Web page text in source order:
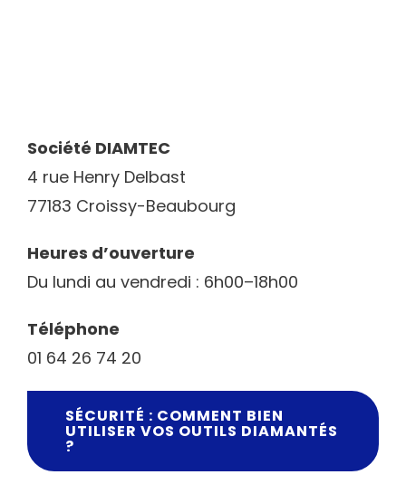
Société DIAMTEC
4 rue Henry Delbast
77183 Croissy-Beaubourg
Heures d’ouverture
Du lundi au vendredi : 6h00–18h00
Téléphone
01 64 26 74 20
SÉCURITÉ : COMMENT BIEN
UTILISER VOS OUTILS DIAMANTÉS
?